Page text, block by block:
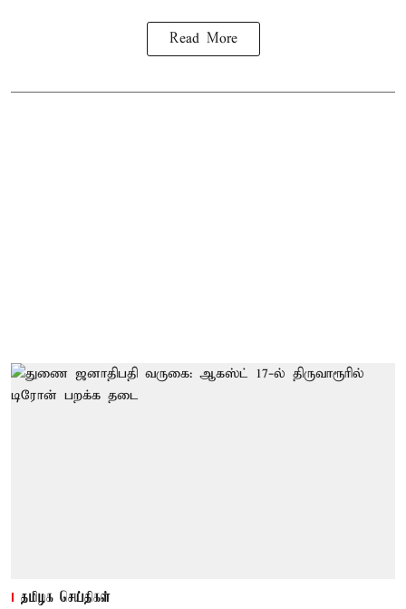
Read More
தமிழக செய்திகள்